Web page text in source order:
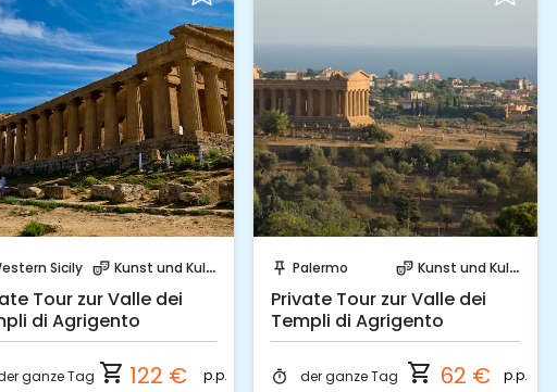
Sicily theater_comedy Kunst und Kultur
Tour zur Valle dei
di Agrigento
ganze Tag shopping_cart 122 € p.p.
push_pin Palermo theater_comedy Kunst und Kultur
Private Tour zur Valle dei
Templi di Agrigento
timer der ganze Tag shopping_cart 62 € p.p.